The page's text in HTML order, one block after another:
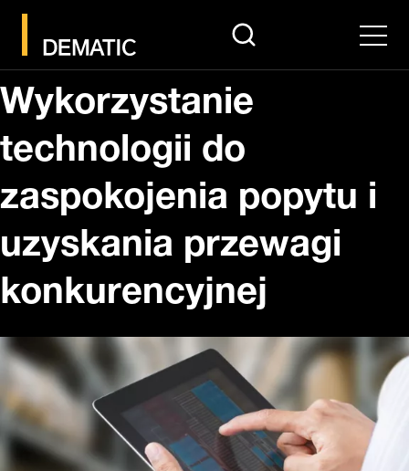
search Menu
Wykorzystanie
technologii do
zaspokojenia popytu i
uzyskania przewagi
konkurencyjnej